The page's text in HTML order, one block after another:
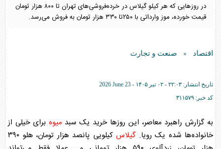
در روز‌هایی که هر کیلو گیلاس در خرده‌فروشی‌های تهران تا ۸۰۰ هزار تومان
قیمت خورده، موز وارداتی با ۲۵۰تا ۳۳۰ هزار تومان به فروش می‌رسد.
اقتصاد » صنعت و تجارت
تاریخ انتشار: ۲۲:۰۳ - ۰۲ تير ۱۴۰۵ -
2026 June 23
کد خبر: ۳۱۱۵۷۹
به گزارش راهبرد معاصر، این روز‌ها خرید یک سبد میوه برای خیلی از
خانواده‌ها شده یک رویا. گیلاس
کیلویی پانصد هزار تومان، هلو ۳۹۰